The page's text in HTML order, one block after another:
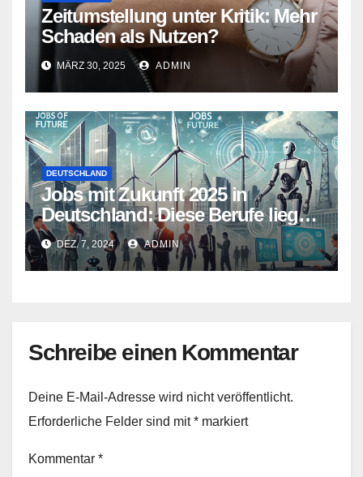
Zeitumstellung unter Kritik: Mehr
Schaden als Nutzen?
MÄRZ 30, 2025 ADMIN
DEUTSCHLAND
Jobs mit Zukunft 2025 in
Deutschland: Diese Berufe liegen
im Trend
DEZ. 7, 2024 ADMIN
Schreibe einen Kommentar
Deine E-Mail-Adresse wird nicht veröffentlicht.
Erforderliche Felder sind mit* markiert
Kommentar *